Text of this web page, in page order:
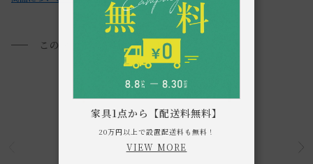
レ用洗剤は使用不可です。
・化粧品や除光液、毛染液、メイク落とし（クレンジング）
をこぼすと色ぶれ等が起こる場合がございますのでお気を付
・ミラー部分は柔らかい布で拭き、油や取れにくい汚れには
市販の中性洗剤やガラスクリーナーを使用してください。
その後、乾燥させてから乾いた布でよく磨いてください。
このアイテムを見た方におすすめ
家具1点から【配送料無料】
20万円以上で設置配送料も無料！
VIEW MORE